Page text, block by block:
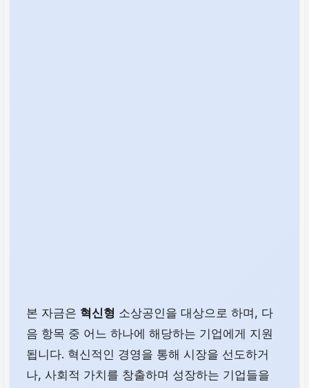
본 자금은 혁신형 소상공인을 대상으로 하며, 다
음 항목 중 어느 하나에 해당하는 기업에게 지원
됩니다. 혁신적인 경영을 통해 시장을 선도하거
나, 사회적 가치를 창출하며 성장하는 기업들을